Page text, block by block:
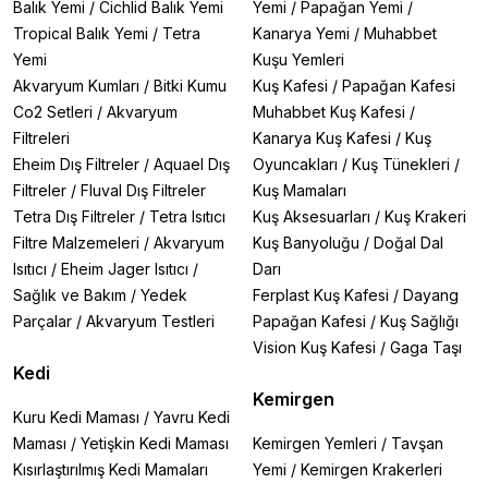
Balık Yemi / Cichlid Balık Yemi
Tropical Balık Yemi / Tetra
Yemi
Akvaryum Kumları / Bitki Kumu
Co2 Setleri / Akvaryum
Filtreleri
Eheim Dış Filtreler / Aquael Dış
Filtreler / Fluval Dış Filtreler
Tetra Dış Filtreler / Tetra Isıtıcı
Filtre Malzemeleri / Akvaryum
Isıtıcı / Eheim Jager Isıtıcı /
Sağlık ve Bakım / Yedek
Parçalar / Akvaryum Testleri
Kedi
Kuru Kedi Maması / Yavru Kedi
Maması / Yetişkin Kedi Maması
Kısırlaştırılmış Kedi Mamaları
Yemi / Papağan Yemi /
Kanarya Yemi / Muhabbet
Kuşu Yemleri
Kuş Kafesi / Papağan Kafesi
Muhabbet Kuş Kafesi /
Kanarya Kuş Kafesi / Kuş
Oyuncakları / Kuş Tünekleri /
Kuş Mamaları
Kuş Aksesuarları / Kuş Krakeri
Kuş Banyoluğu / Doğal Dal
Darı
Ferplast Kuş Kafesi / Dayang
Papağan Kafesi / Kuş Sağlığı
Vision Kuş Kafesi / Gaga Taşı
Kemirgen
Kemirgen Yemleri / Tavşan
Yemi / Kemirgen Krakerleri